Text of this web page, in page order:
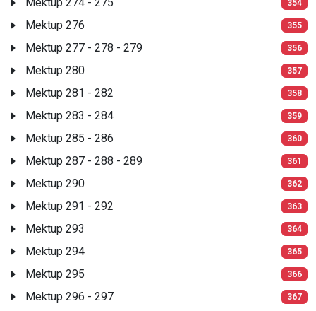
354
Mektup 276 355
Mektup 277 - 278 - 279 356
Mektup 280 357
Mektup 281 - 282 358
Mektup 283 - 284 359
Mektup 285 - 286 360
Mektup 287 - 288 - 289 361
Mektup 290 362
Mektup 291 - 292 363
Mektup 293 364
Mektup 294 365
Mektup 295 366
Mektup 296 - 297 367